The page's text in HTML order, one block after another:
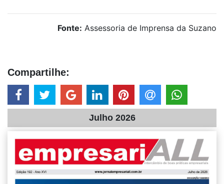
Fonte: Assessoria de Imprensa da Suzano
Compartilhe:
Julho 2026